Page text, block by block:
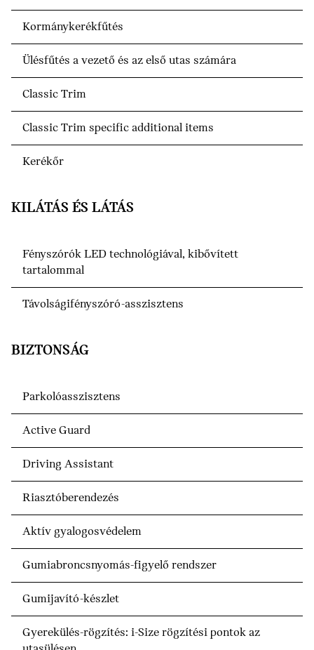
Kormánykerékfűtés
Ülésfűtés a vezető és az első utas számára
Classic Trim
Classic Trim specific additional items
Kerékőr
KILÁTÁS ÉS LÁTÁS
Fényszórók LED technológiával, kibővített
tartalommal
Távolságifényszóró-asszisztens
BIZTONSÁG
Parkolóasszisztens
Active Guard
Driving Assistant
Riasztóberendezés
Aktív gyalogosvédelem
Gumiabroncsnyomás-figyelő rendszer
Gumijavító-készlet
Gyerekülés-rögzítés: i-Size rögzítési pontok az